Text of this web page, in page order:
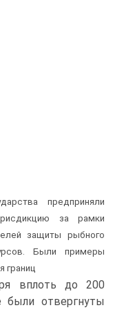
предприняли
за рамки
защиты рыбного
Были примеры
границ
вплоть до 200
были отвергнуты